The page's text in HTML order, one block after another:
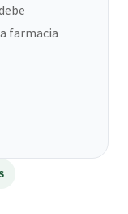
farmacia